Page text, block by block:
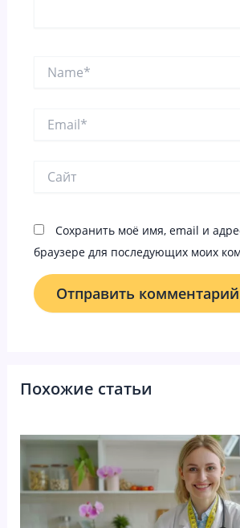
Сохранить моё имя, email и
браузере для последующих моих
Похожие статьи